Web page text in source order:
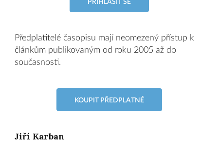
PŘIHLÁSIT SE
Předplatitelé časopisu mají neomezený přístup k
článkům publikovaným od roku 2005 až do
současnosti.
KOUPIT PŘEDPLATNÉ
Jiří Karban